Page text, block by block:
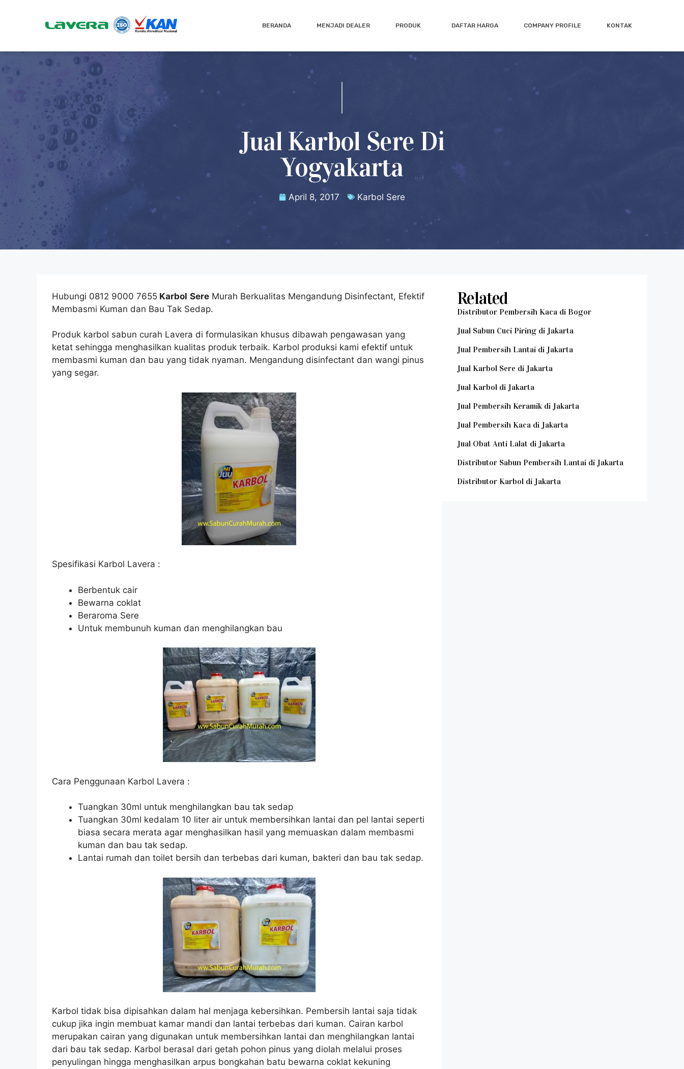
BERANDA MENJADI DEALER PRODUK DAFTAR HARGA COMPANY PROFILE KONTAK
Jual Karbol Sere Di
Yogyakarta
April 8, 2017 Karbol Sere
Hubungi 0812 9000 7655 Karbol Sere Murah Berkualitas Mengandung Disinfectant, Efektif
Membasmi Kuman dan Bau Tak Sedap.
Produk karbol sabun curah Lavera di formulasikan khusus dibawah pengawasan yang
ketat sehingga menghasilkan kualitas produk terbaik. Karbol produksi kami efektif untuk
membasmi kuman dan bau yang tidak nyaman. Mengandung disinfectant dan wangi pinus
yang segar.
Spesifikasi Karbol Lavera :
Berbentuk cair
Bewarna coklat
Beraroma Sere
Untuk membunuh kuman dan menghilangkan bau
Cara Penggunaan Karbol Lavera :
Tuangkan 30ml untuk menghilangkan bau tak sedap
Tuangkan 30ml kedalam 10 liter air untuk membersihkan lantai dan pel lantai seperti
biasa secara merata agar menghasilkan hasil yang memuaskan dalam membasmi
kuman dan bau tak sedap.
Lantai rumah dan toilet bersih dan terbebas dari kuman, bakteri dan bau tak sedap.
Karbol tidak bisa dipisahkan dalam hal menjaga kebersihkan. Pembersih lantai saja tidak
cukup jika ingin membuat kamar mandi dan lantai terbebas dari kuman. Cairan karbol
merupakan cairan yang digunakan untuk membersihkan lantai dan menghilangkan lantai
dari bau tak sedap. Karbol berasal dari getah pohon pinus yang diolah melalui proses
penyulingan hingga menghasilkan arpus bongkahan batu bewarna coklat kekuning
Related
Distributor Pembersih Kaca di Bogor
Jual Sabun Cuci Piring di Jakarta
Jual Pembersih Lantai di Jakarta
Jual Karbol Sere di Jakarta
Jual Karbol di Jakarta
Jual Pembersih Keramik di Jakarta
Jual Pembersih Kaca di Jakarta
Jual Obat Anti Lalat di Jakarta
Distributor Sabun Pembersih Lantai di Jakarta
Distributor Karbol di Jakarta